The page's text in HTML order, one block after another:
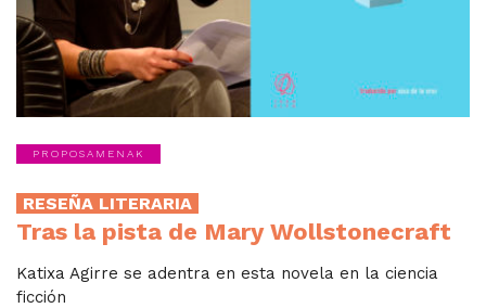
PROPOSAMENAK
RESEÑA LITERARIA
Tras la pista de Mary Wollstonecraft
Katixa Agirre se adentra en esta novela en la ciencia
ficción